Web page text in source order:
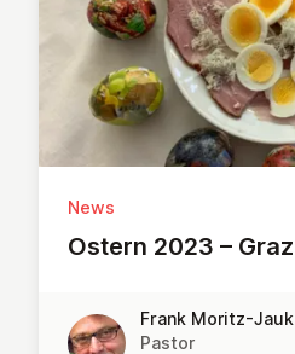
News
Ostern 2023 – Graz
Frank Moritz-Jauk
Pastor